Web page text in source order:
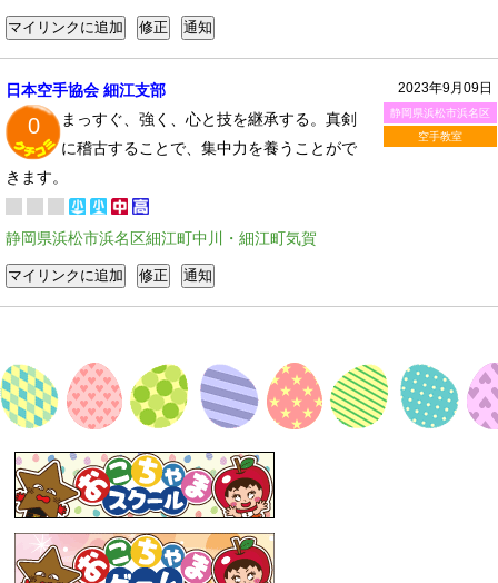
2023年9月09日
静岡県浜松市浜名区
空手教室
日本空手協会 細江支部
0
まっすぐ、強く、心と技を継承する。真剣
に稽古することで、集中力を養うことがで
きます。
静岡県浜松市浜名区細江町中川・細江町気賀